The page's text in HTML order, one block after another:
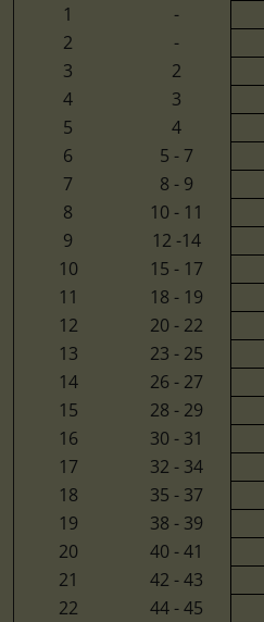
1
-
2
-
3
2
4
3
5
4
6
5 - 7
7
8 - 9
8
10 - 11
9
12 -14
10
15 - 17
11
18 - 19
12
20 - 22
13
23 - 25
14
26 - 27
15
28 - 29
16
30 - 31
17
32 - 34
18
35 - 37
19
38 - 39
20
40 - 41
21
42 - 43
22
44 - 45